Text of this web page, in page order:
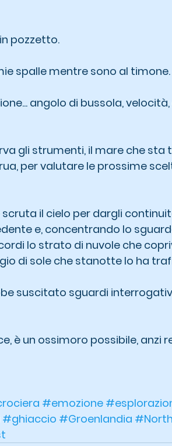
pozzetto.
spalle mentre sono al timone.
angolo di bussola,
gli strumenti, il mare che
per valutare le prossime
il cielo per dargli
e, concentrando lo
lo strato di nuvole che
di sole che stanotte lo ha
suscitato sguardi
è un ossimoro possibile, anzi
#emozione
#ghiaccio #Groenlandia